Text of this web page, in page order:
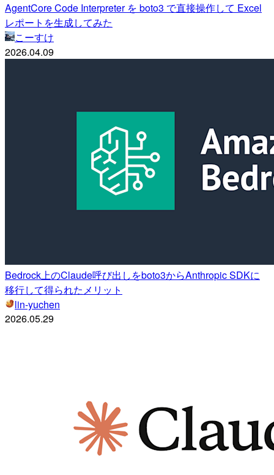
AgentCore Code Interpreter を boto3 で直接操作して Excel
レポートを生成してみた
こーすけ
2026.04.09
Bedrock上のClaude呼び出しをboto3からAnthropic SDKに
移行して得られたメリット
lin-yuchen
2026.05.29